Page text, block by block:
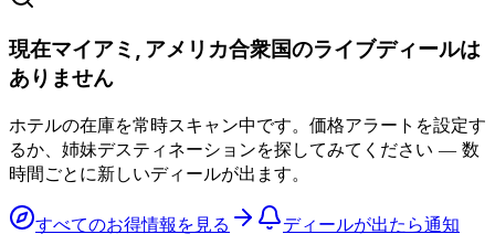
現在マイアミ, アメリカ合衆国のライブディールは
ありません
ホテルの在庫を常時スキャン中です。価格アラートを設定す
るか、姉妹デスティネーションを探してみてください ― 数
時間ごとに新しいディールが出ます。
すべてのお得情報を見る
ディールが出たら通知